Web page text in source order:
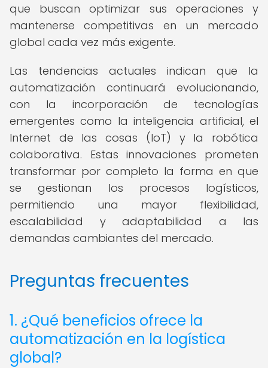
que buscan optimizar sus operaciones y
mantenerse competitivas en un mercado
global cada vez más exigente.
Las tendencias actuales indican que la
automatización continuará evolucionando,
con la incorporación de tecnologías
emergentes como la inteligencia artificial, el
Internet de las cosas (IoT) y la robótica
colaborativa. Estas innovaciones prometen
transformar por completo la forma en que
se gestionan los procesos logísticos,
permitiendo una mayor flexibilidad,
escalabilidad y adaptabilidad a las
demandas cambiantes del mercado.
Preguntas frecuentes
1. ¿Qué beneficios ofrece la
automatización en la logística
global?